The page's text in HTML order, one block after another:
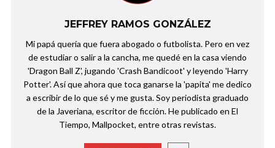
JEFFREY RAMOS GONZÁLEZ
Mi papá quería que fuera abogado o futbolista. Pero en vez
de estudiar o salir a la cancha, me quedé en la casa viendo
'Dragon Ball Z', jugando 'Crash Bandicoot' y leyendo 'Harry
Potter'. Así que ahora que toca ganarse la 'papita' me dedico
a escribir de lo que sé y me gusta. Soy periodista graduado
de la Javeriana, escritor de ficción. He publicado en El
Tiempo, Mallpocket, entre otras revistas.